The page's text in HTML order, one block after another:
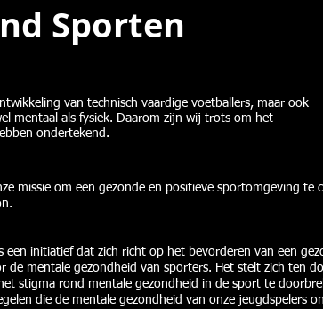
Sporten
van technisch vaardige voetballers, maar ook
mentaal als fysiek. Daarom zijn wij trots om het
ondertekend.
missie om een gezonde en positieve sportomgeving te
een initiatief dat zich richt op het bevorderen van een
de mentale gezondheid van sporters. Het stelt zich ten
stigma rond mentale gezondheid in de sport te
die de mentale gezondheid van onze jeugdspelers